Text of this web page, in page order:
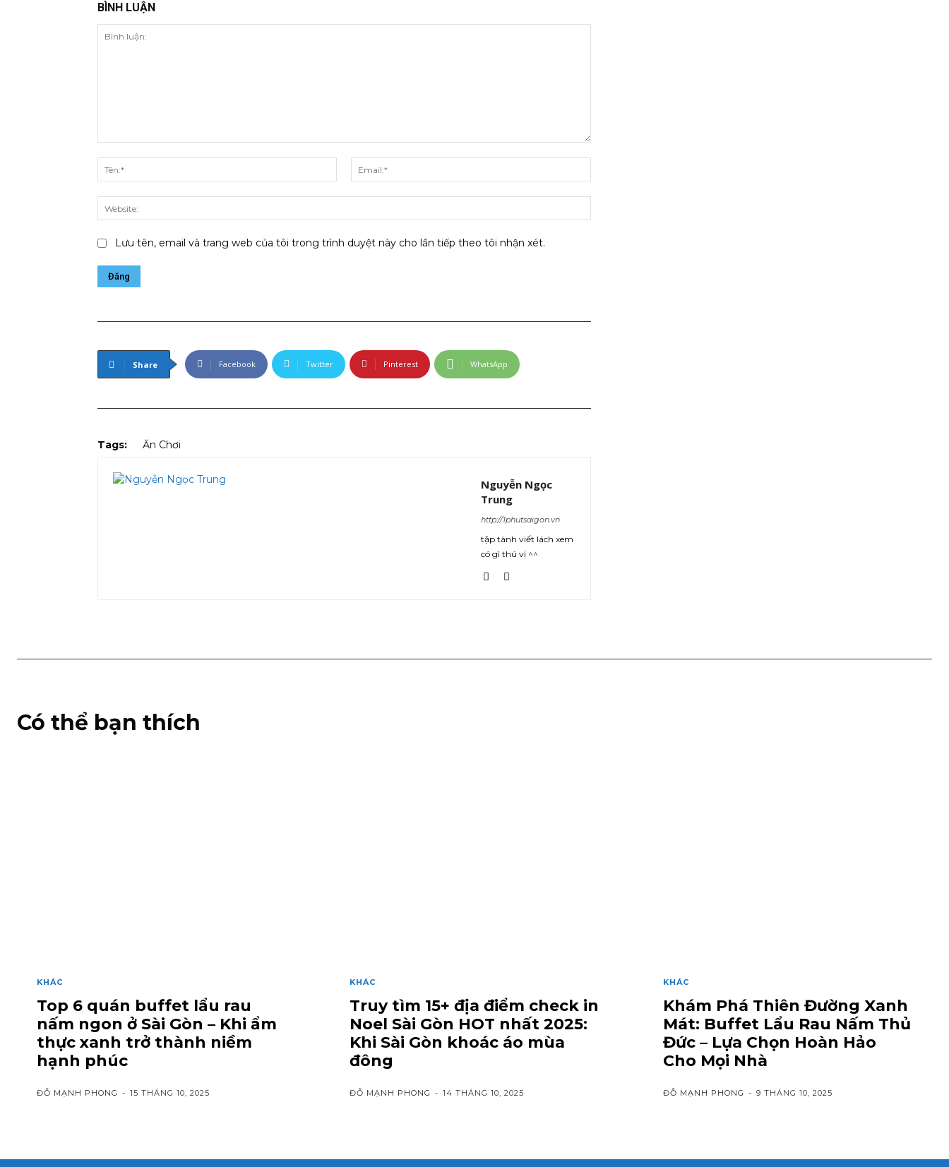
BÌNH LUẬN
Lưu tên, email và trang web của tôi trong trình duyệt này cho lần tiếp theo tôi nhận xét.
Share Facebook Twitter Pinterest WhatsApp
Tags: Ăn Chơi
Nguyễn Ngọc
Trung
http://1phutsaigon.vn
tập tành viết lách xem
có gì thú vị ^^
Có thể bạn thích
KHÁC
Top 6 quán buffet lẩu rau
nấm ngon ở Sài Gòn – Khi ẩm
thực xanh trở thành niềm
hạnh phúc
ĐỖ MẠNH PHONG - 15 THÁNG 10, 2025
KHÁC
Truy tìm 15+ địa điểm check in
Noel Sài Gòn HOT nhất 2025:
Khi Sài Gòn khoác áo mùa
đông
ĐỖ MẠNH PHONG - 14 THÁNG 10, 2025
KHÁC
Khám Phá Thiên Đường Xanh
Mát: Buffet Lẩu Rau Nấm Thủ
Đức – Lựa Chọn Hoàn Hảo
Cho Mọi Nhà
ĐỖ MẠNH PHONG - 9 THÁNG 10, 2025